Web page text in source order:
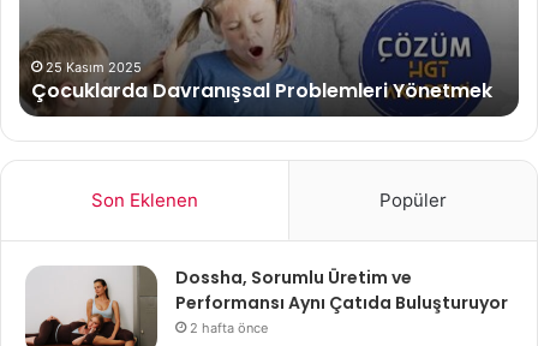
25 Kasım 2025
Çocuklarda Davranışsal Problemleri Yönetmek
Son Eklenen Popüler
Dossha, Sorumlu Üretim ve
Performansı Aynı Çatıda Buluşturuyor
2 hafta önce